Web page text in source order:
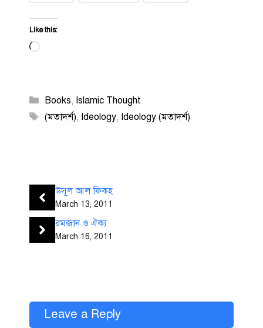
Like this:
Loading…
Categories
Books, Islamic Thought
Tags
(মতাদর্শ), Ideology, Ideology (মতাদর্শ)
উসূল আল ফিকহ
March 13, 2011
রমজান ও ঐক্য
March 16, 2011
Leave a Reply